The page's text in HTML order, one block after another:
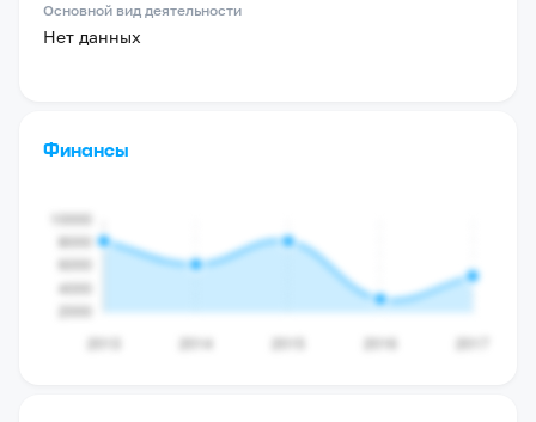
Основной вид деятельности
Нет данных
Финансы